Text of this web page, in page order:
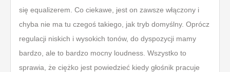
się equalizerem. Co ciekawe, jest on zawsze włączony i
chyba nie ma tu czegoś takiego, jak tryb domyślny. Oprócz
regulacji niskich i wysokich tonów, do dyspozycji mamy
bardzo, ale to bardzo mocny loudness. Wszystko to
sprawia, że ciężko jest powiedzieć kiedy głośnik pracuje